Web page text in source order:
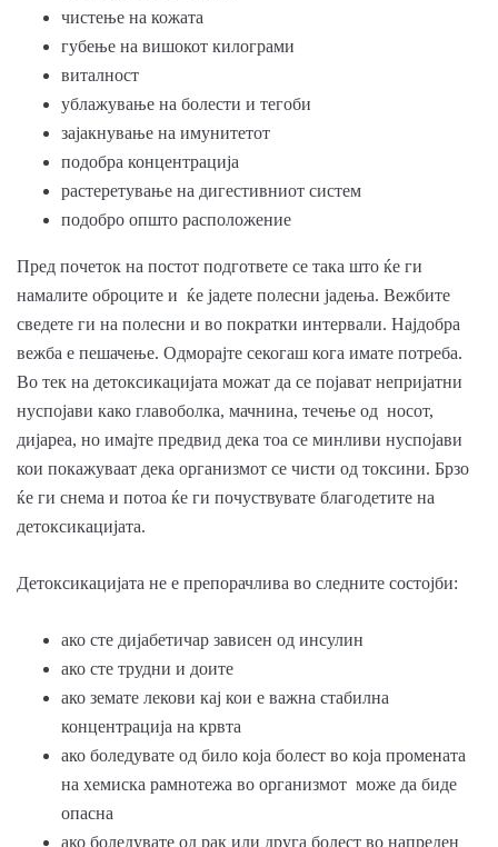
чистење на кожата
губење на вишокот килограми
виталност
ублажување на болести и тегоби
зајакнување на имунитетот
подобра концентрација
растеретување на дигестивниот систем
подобро општо расположение
Пред почеток на постот подгответе се така што ќе ги
намалите оброците и ќе јадете полесни јадења. Вежбите
сведете ги на полесни и во пократки интервали. Најдобра
вежба е пешачење. Одморајте секогаш кога имате потреба.
Во тек на детоксикацијата можат да се појават непријатни
нуспојави како главоболка, мачнина, течење од носот,
дијареа, но имајте предвид дека тоа се минливи нуспојави
кои покажуваат дека организмот се чисти од токсини. Брзо
ќе ги снема и потоа ќе ги почуствувате благодетите на
детоксикацијата.
Детоксикацијата не е препорачлива во следните состојби:
ако сте дијабетичар зависен од инсулин
ако сте трудни и доите
ако земате лекови кај кои е важна стабилна
концентрација на крвта
ако боледувате од било која болест во која промената
на хемиска рамнотежа во организмот може да биде
опасна
ако боледувате од рак или друга болест во напреден